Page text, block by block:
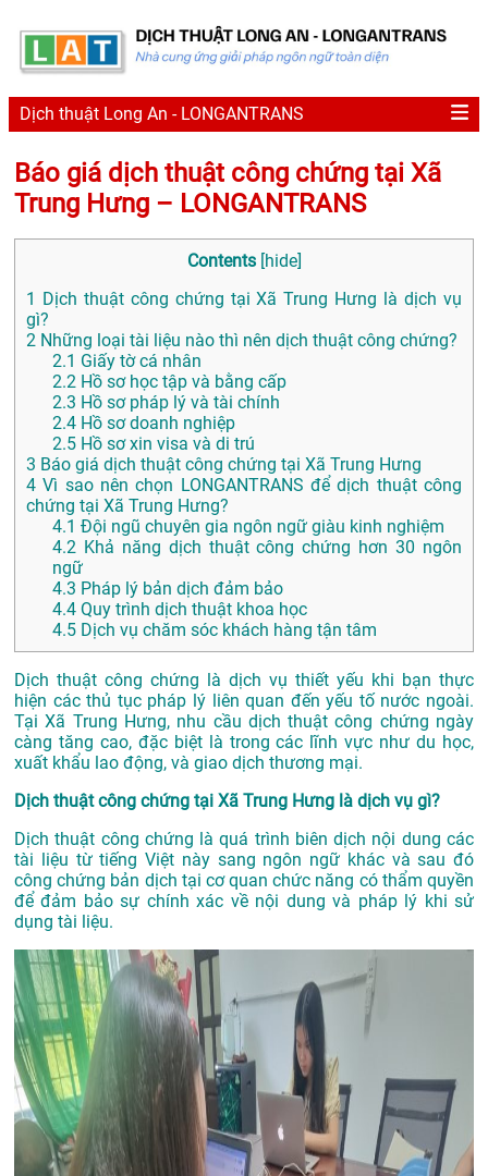
Dịch thuật Long An - LONGANTRANS
Báo giá dịch thuật công chứng tại Xã
Trung Hưng – LONGANTRANS
Contents [hide]
1
Dịch thuật công chứng tại Xã Trung Hưng là dịch vụ
gì?
2 Những loại tài liệu nào thì nên dịch thuật công chứng?
2.1 Giấy tờ cá nhân
2.2 Hồ sơ học tập và bằng cấp
2.3 Hồ sơ pháp lý và tài chính
2.4 Hồ sơ doanh nghiệp
2.5 Hồ sơ xin visa và di trú
3 Báo giá dịch thuật công chứng tại Xã Trung Hưng
4 Vì sao nên chọn LONGANTRANS để dịch thuật công
chứng tại Xã Trung Hưng?
4.1 Đội ngũ chuyên gia ngôn ngữ giàu kinh nghiệm
4.2 Khả năng dịch thuật công chứng hơn 30 ngôn
ngữ
4.3 Pháp lý bản dịch đảm bảo
4.4 Quy trình dịch thuật khoa học
4.5 Dịch vụ chăm sóc khách hàng tận tâm
Dịch thuật công chứng là dịch vụ thiết yếu khi bạn thực
hiện các thủ tục pháp lý liên quan đến yếu tố nước ngoài.
Tại Xã Trung Hưng, nhu cầu dịch thuật công chứng ngày
càng tăng cao, đặc biệt là trong các lĩnh vực như du học,
xuất khẩu lao động, và giao dịch thương mại.
Dịch thuật công chứng tại Xã Trung Hưng là dịch vụ gì?
Dịch thuật công chứng là quá trình biên dịch nội dung các
tài liệu từ tiếng Việt này sang ngôn ngữ khác và sau đó
công chứng bản dịch tại cơ quan chức năng có thẩm quyền
để đảm bảo sự chính xác về nội dung và pháp lý khi sử
dụng tài liệu.